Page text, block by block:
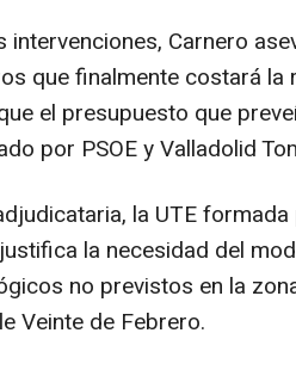
intervenciones, Carnero
que finalmente costará
el presupuesto que
por PSOE y Valladolid
la UTE
la necesidad del
no previstos en la
Veinte de Febrero.